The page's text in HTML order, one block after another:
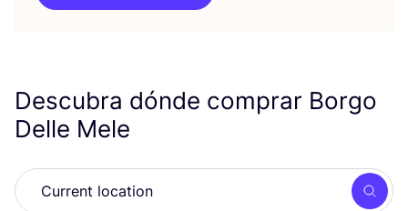
Descubra dónde comprar Borgo
Delle Mele